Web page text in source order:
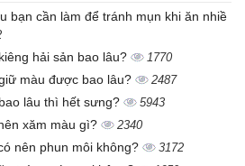
bạn cần làm để tránh mụn khi ăn nhiề
hải sản bao lâu? 1770
màu được bao lâu? 2487
lâu thì hết sưng? 5943
xăm màu gì? 2340
nên phun môi không? 3172